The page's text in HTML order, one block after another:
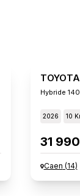
Hybride
2026 10
31
Caen (14)